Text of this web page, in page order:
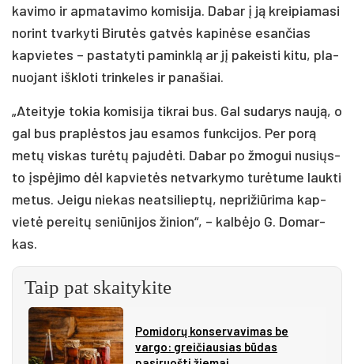
ka­vi­mo ir ap­ma­ta­vi­mo ko­mi­si­ja. Da­bar į ją krei­pia­ma­si
no­rint tvar­ky­ti Bi­ru­tės gat­vės ka­pi­nė­se esan­čias
kap­vie­tes – pa­sta­ty­ti pa­mink­lą ar jį pa­keis­ti ki­tu, pla­
nuo­jant iš­klo­ti trin­ke­les ir pa­na­šiai.
„Atei­ty­je to­kia ko­mi­si­ja tik­rai bus. Gal su­da­rys nau­ją, o
gal bus pra­plės­tos jau esa­mos funk­ci­jos. Per po­rą
me­tų vis­kas tu­rė­tų pa­ju­dė­ti. Da­bar po žmo­gui nu­siųs­
to įspė­ji­mo dėl kap­vie­tės ne­tvar­ky­mo tu­rė­tu­me lauk­ti
me­tus. Jei­gu nie­kas neat­si­liep­tų, ne­pri­žiū­ri­ma kap­
vie­tė pe­rei­tų se­niū­ni­jos ži­nion“, – kal­bė­jo G. Do­mar­
kas.
Taip pat skaitykite
Pomidorų konservavimas be
vargo: greičiausias būdas